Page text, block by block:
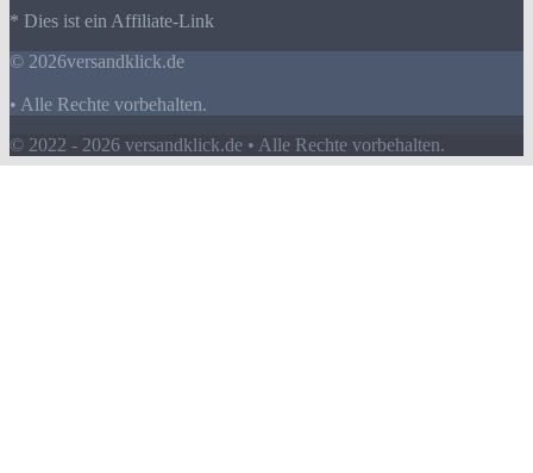
* Dies ist ein Affiliate-Link
© 2026versandklick.de
• Alle Rechte vorbehalten.
© 2022 - 2026 versandklick.de • Alle Rechte vorbehalten.